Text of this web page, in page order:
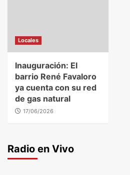
Locales
Inauguración: El
barrio René Favaloro
ya cuenta con su red
de gas natural
17/06/2026
Radio en Vivo